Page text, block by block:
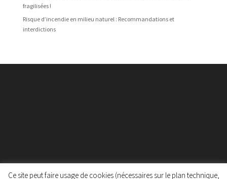
fragilisées !
Risque d’incendie en milieu naturel : Recommandations et
interdictions
Ce site peut faire usage de cookies (nécessaires sur le plan technique,